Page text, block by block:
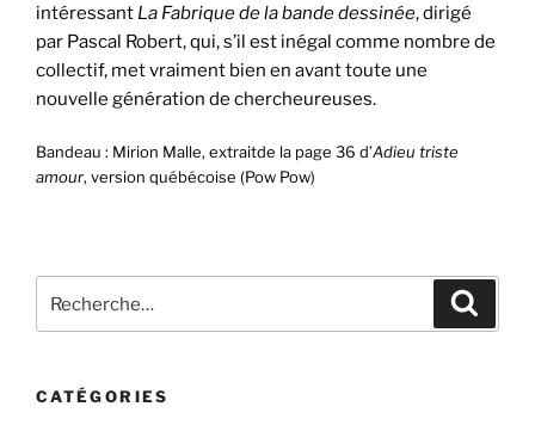
intéressant La Fabrique de la bande dessinée, dirigé
par Pascal Robert, qui, s’il est inégal comme nombre de
collectif, met vraiment bien en avant toute une
nouvelle génération de chercheureuses.
Bandeau : Mirion Malle, extraitde la page 36 d’Adieu triste
amour, version québécoise (Pow Pow)
pour
CATÉGORIES